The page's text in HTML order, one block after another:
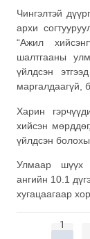
Чингэлтэй
архи
“Ажил
шалтгааны
үйлдсэн
маргалдаагүй,
Харин
хийсэн
үйлдсэн
Улмаар шүүх
ангийн 10.1
хугацаагаар
1